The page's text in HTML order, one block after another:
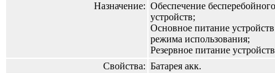
Назначение: Обеспечение
устройств;
Основное питание
режима использования;
Резервное питание устройств
Свойства: Батарея акк.